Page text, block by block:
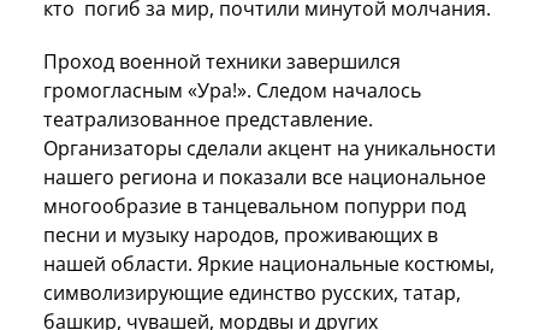
кто погиб за мир, почтили минутой молчания.
Проход военной техники завершился
громогласным «Ура!». Следом началось
театрализованное представление.
Организаторы сделали акцент на уникальности
нашего региона и показали все национальное
многообразие в танцевальном попурри под
песни и музыку народов, проживающих в
нашей области. Яркие национальные костюмы,
символизирующие единство русских, татар,
башкир, чувашей, мордвы и других